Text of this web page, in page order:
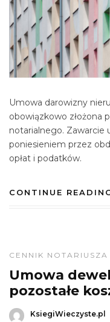
Umowa darowizny
obowiązkowo złożona
notarialnego. Zawarcie
poniesieniem przez
opłat i podatków.
CONTINUE
CENNIK NOTARIUSZA
Umowa
pozostałe
KsiegiWieczyste.pl